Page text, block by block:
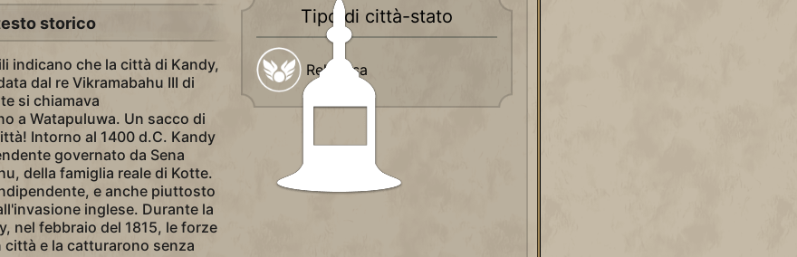
storico
indicano che la città di Kandy,
dal re Vikramabahu III di
si chiamava
a Watapuluwa. Un sacco di
Intorno al 1400 d.C. Kandy
governato da Sena
della famiglia reale di Kotte.
e anche piuttosto
inglese. Durante la
nel febbraio del 1815, le forze
e la catturarono senza
Tipo di città-stato
Religiosa